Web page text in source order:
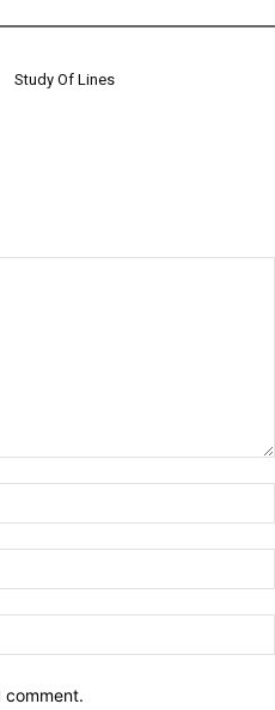
Study Of Lines
comment.